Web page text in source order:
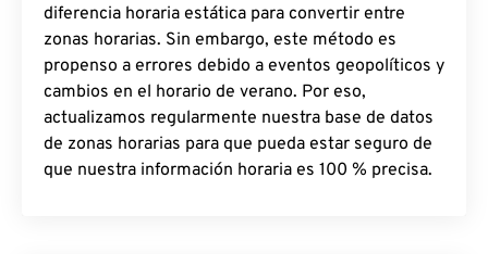
diferencia horaria estática para convertir entre
zonas horarias. Sin embargo, este método es
propenso a errores debido a eventos geopolíticos y
cambios en el horario de verano. Por eso,
actualizamos regularmente nuestra base de datos
de zonas horarias para que pueda estar seguro de
que nuestra información horaria es 100 % precisa.